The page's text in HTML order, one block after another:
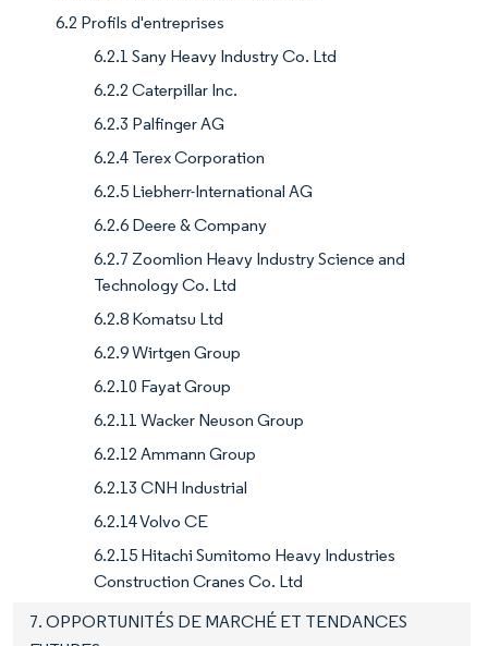
6.2 Profils d'entreprises
6.2.1 Sany Heavy Industry Co. Ltd
6.2.2 Caterpillar Inc.
6.2.3 Palfinger AG
6.2.4 Terex Corporation
6.2.5 Liebherr-International AG
6.2.6 Deere & Company
6.2.7 Zoomlion Heavy Industry Science and
Technology Co. Ltd
6.2.8 Komatsu Ltd
6.2.9 Wirtgen Group
6.2.10 Fayat Group
6.2.11 Wacker Neuson Group
6.2.12 Ammann Group
6.2.13 CNH Industrial
6.2.14 Volvo CE
6.2.15 Hitachi Sumitomo Heavy Industries
Construction Cranes Co. Ltd
7. OPPORTUNITÉS DE MARCHÉ ET TENDANCES